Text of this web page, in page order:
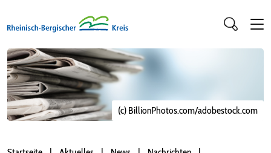
(c) BillionPhotos.com/adobestock.com